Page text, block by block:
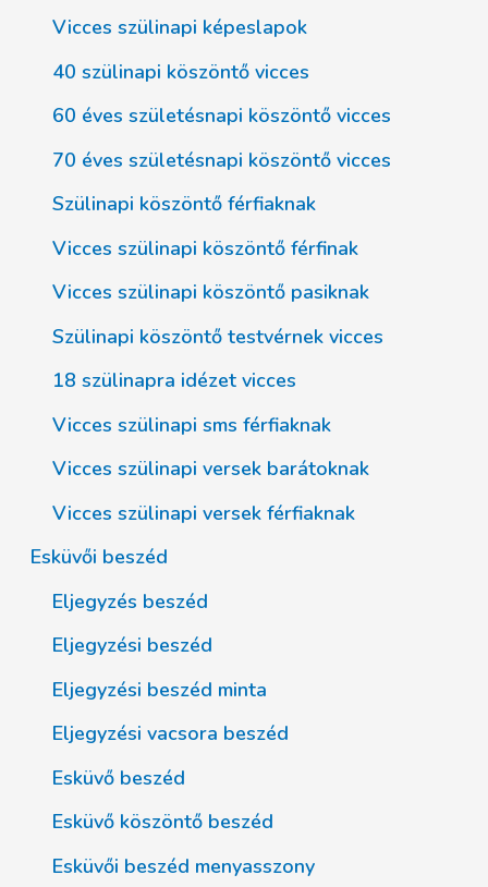
Vicces szülinapi képeslapok
40 szülinapi köszöntő vicces
60 éves születésnapi köszöntő vicces
70 éves születésnapi köszöntő vicces
Szülinapi köszöntő férfiaknak
Vicces szülinapi köszöntő férfinak
Vicces szülinapi köszöntő pasiknak
Szülinapi köszöntő testvérnek vicces
18 szülinapra idézet vicces
Vicces szülinapi sms férfiaknak
Vicces szülinapi versek barátoknak
Vicces szülinapi versek férfiaknak
Esküvői beszéd
Eljegyzés beszéd
Eljegyzési beszéd
Eljegyzési beszéd minta
Eljegyzési vacsora beszéd
Esküvő beszéd
Esküvő köszöntő beszéd
Esküvői beszéd menyasszony